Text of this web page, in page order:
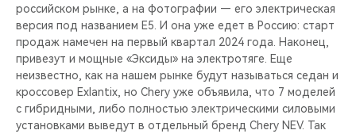
российском рынке, а на фотографии — его электрическая
версия под названием Е5. И она уже едет в Россию: старт
продаж намечен на первый квартал 2024 года. Наконец,
привезут и мощные «Эксиды» на электротяге. Еще
неизвестно, как на нашем рынке будут называться седан и
кроссовер Exlantix, но Chery уже объявила, что 7 моделей
с гибридными, либо полностью электрическими силовыми
установками выведут в отдельный бренд Chery NEV. Так